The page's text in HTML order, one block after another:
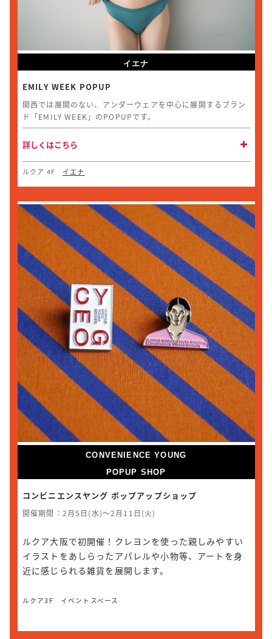
イエナ
EMILY WEEK POPUP
関西では展開のない、アンダーウェアを中心に展開するブラン
ド「EMILY WEEK」のPOPUPです。
詳しくはこちら
ルクア 4F イエナ
CONVENIENCE YOUNG
POPUP SHOP
コンビニエンスヤング ポップアップショップ
開催期間：2月5日(水)〜2月11日(火)
ルクア大阪で初開催！クレヨンを使った親しみやすい
イラストをあしらったアパレルや小物等、アートを身
近に感じられる雑貨を展開します。
ルクア3F イベントスペース